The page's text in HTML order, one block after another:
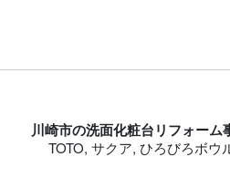
川崎市の洗面化粧台リフォーム
TOTO, サクア, ひろびろボウ